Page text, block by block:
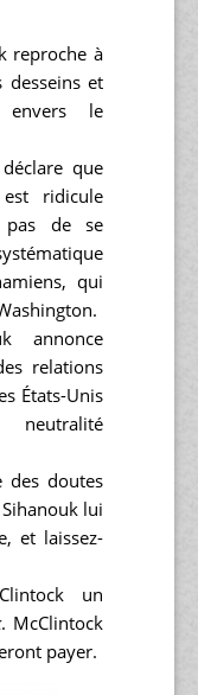
reproche à
desseins et
envers le
que
ridicule
pas de se
qui
annonce
relations
États-Unis
des doutes
lui
et laissez-
un
. McClintock
payer.